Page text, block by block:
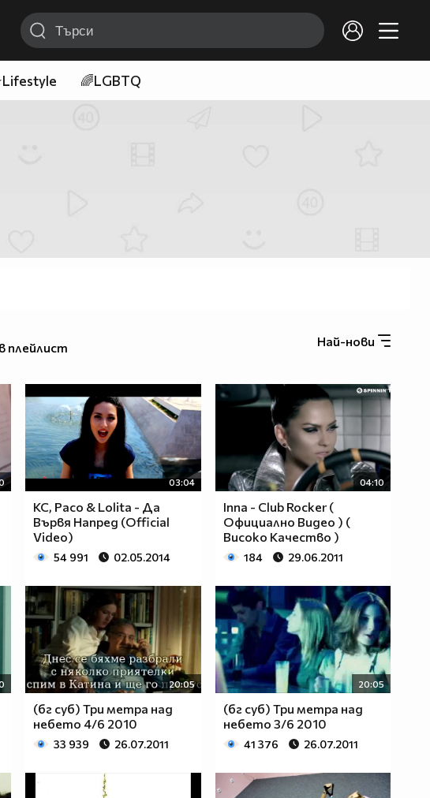
🌈LGBTQ
плейлист Най-нови
03:04
KC, Paco & Lolita - Да
Вървя Напред (Official
Video)
54 991 02.05.2014
04:10
Inna - Club Rocker (
Официално Видео ) (
Високо Качество )
184 29.06.2011
20:05
(бг суб) Три метра над
небето 4/6 2010
33 939 26.07.2011
20:05
(бг суб) Три метра над
небето 3/6 2010
41 376 26.07.2011